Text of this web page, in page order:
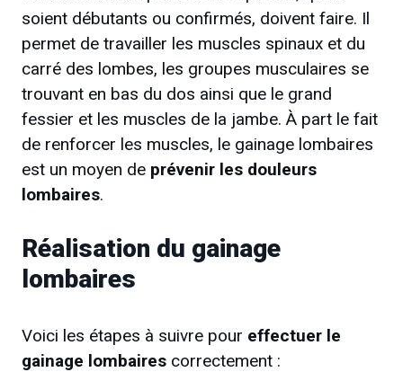
soient débutants ou confirmés, doivent faire. Il
permet de travailler les muscles spinaux et du
carré des lombes, les groupes musculaires se
trouvant en bas du dos ainsi que le grand
fessier et les muscles de la jambe. À part le fait
de renforcer les muscles, le gainage lombaires
est un moyen de prévenir les douleurs
lombaires.
Réalisation du gainage
lombaires
Voici les étapes à suivre pour effectuer le
gainage lombaires correctement :